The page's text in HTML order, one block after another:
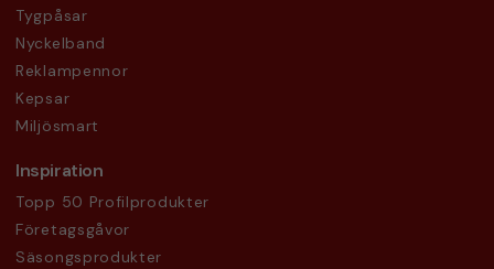
Tygpåsar
Nyckelband
Reklampennor
Kepsar
Miljösmart
Inspiration
Topp 50 Profilprodukter
Företagsgåvor
Säsongsprodukter